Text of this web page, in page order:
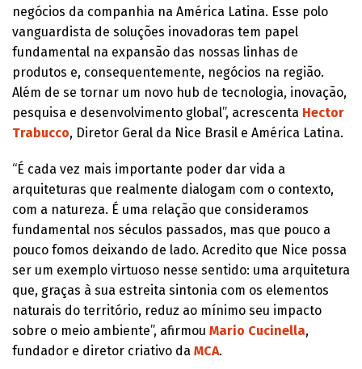
negócios da companhia na América Latina. Esse polo
vanguardista de soluções inovadoras tem papel
fundamental na expansão das nossas linhas de
produtos e, consequentemente, negócios na região.
Além de se tornar um novo hub de tecnologia, inovação,
pesquisa e desenvolvimento global”, acrescenta Hector
Trabucco, Diretor Geral da Nice Brasil e América Latina.
“É cada vez mais importante poder dar vida a
arquiteturas que realmente dialogam com o contexto,
com a natureza. É uma relação que consideramos
fundamental nos séculos passados, mas que pouco a
pouco fomos deixando de lado. Acredito que Nice possa
ser um exemplo virtuoso nesse sentido: uma arquitetura
que, graças à sua estreita sintonia com os elementos
naturais do território, reduz ao mínimo seu impacto
sobre o meio ambiente”, afirmou Mario Cucinella,
fundador e diretor criativo da MCA.